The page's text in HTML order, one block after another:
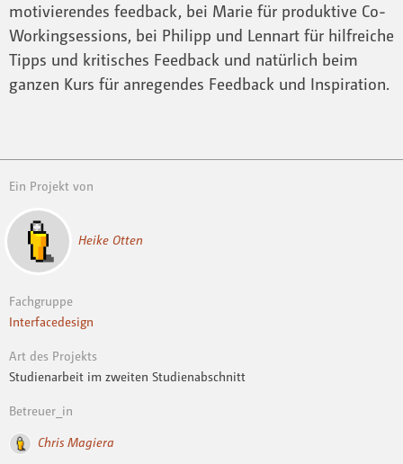
motivierendes feedback, bei Marie für produktive Co-
Workingsessions, bei Philipp und Lennart für hilfreiche
Tipps und kritisches Feedback und natürlich beim
ganzen Kurs für anregendes Feedback und Inspiration.
Ein Projekt von
Heike Otten
Fachgruppe
Interfacedesign
Art des Projekts
Studienarbeit im zweiten Studienabschnitt
Betreuer_in
Chris Magiera